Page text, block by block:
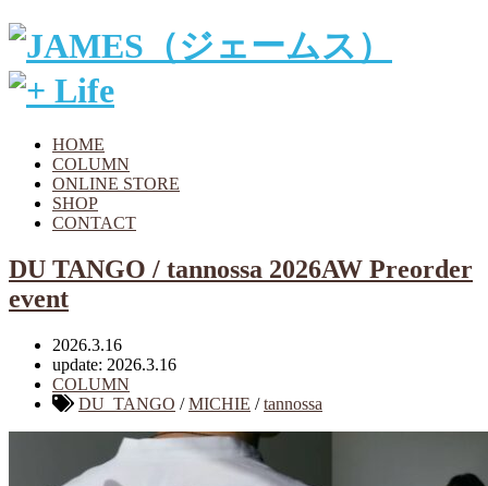
HOME
COLUMN
ONLINE STORE
SHOP
CONTACT
DU TANGO / tannossa 2026AW Preorder
event
2026.3.16
update: 2026.3.16
COLUMN
DU_TANGO /MICHIE /tannossa